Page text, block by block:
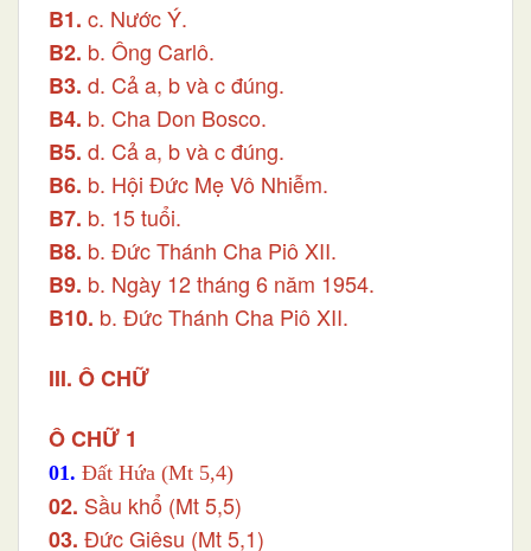
B1. c. Nước Ý.
B2. b. Ông Carlô.
B3. d. Cả a, b và c đúng.
B4. b. Cha Don Bosco.
B5. d. Cả a, b và c đúng.
B6. b. Hội Đức Mẹ Vô Nhiễm.
B7. b. 15 tuổi.
B8. b. Đức Thánh Cha Piô XII.
B9. b. Ngày 12 tháng 6 năm 1954.
B10. b. Đức Thánh Cha Piô XII.
III. Ô CHỮ
Ô CHỮ 1
01. Đất Hứa (Mt 5,4)
02. Sầu khổ (Mt 5,5)
03. Đức Giêsu (Mt 5,1)